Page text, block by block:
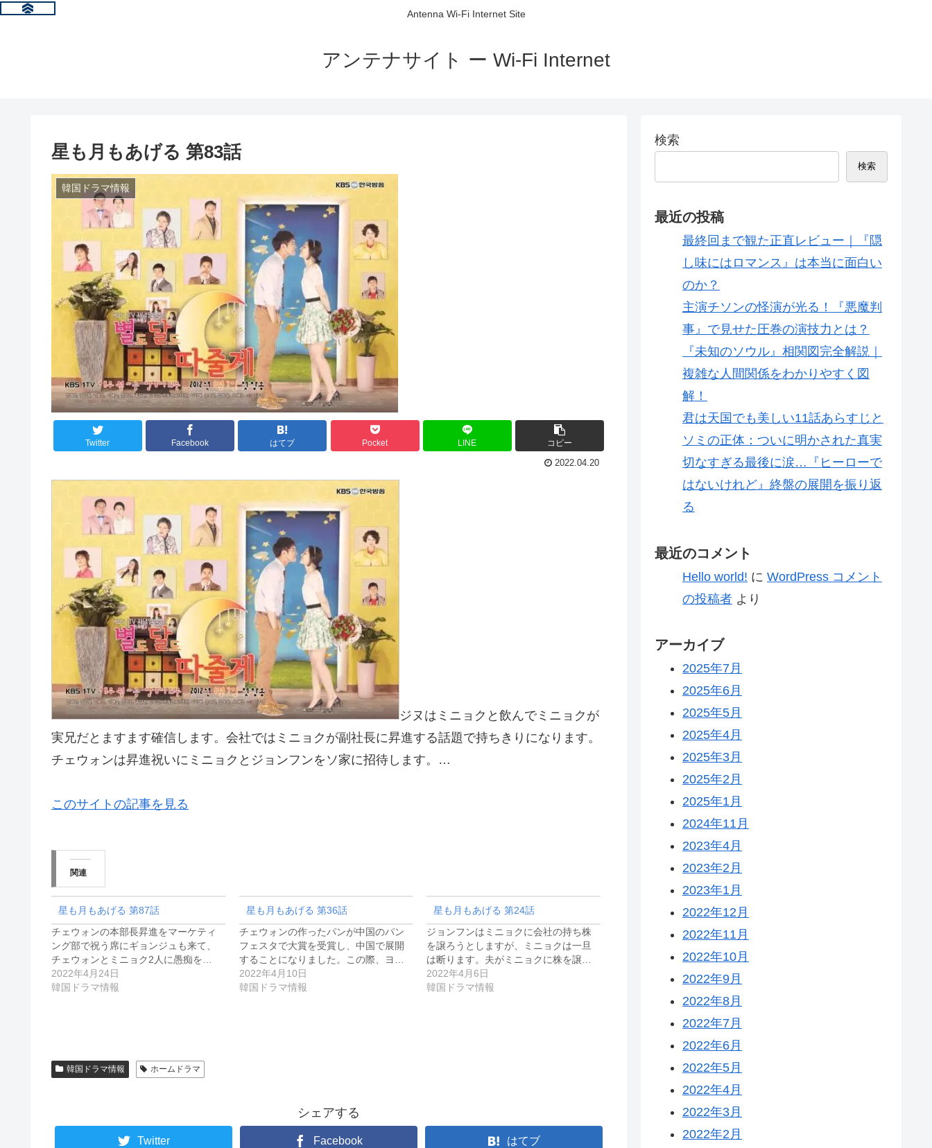
Antenna Wi-Fi Internet Site
アンテナサイト ー Wi-Fi Internet
星も月もあげる 第83話
韓国ドラマ情報
Twitter Facebook はてブ Pocket LINE コピー
2022.04.20
ジヌはミニョクと飲んでミニョクが
実兄だとますます確信します。会社ではミニョクが副社長に昇進する話題で持ちきりになります。
チェウォンは昇進祝いにミニョクとジョンフンをソ家に招待します。…
このサイトの記事を見る
関連
星も月もあげる 第87話
チェウォンの本部長昇進をマーケティ
ング部で祝う席にギョンジュも来て、
チェウォンとミニョク2人に愚痴を…
2022年4月24日
韓国ドラマ情報
星も月もあげる 第36話
チェウォンの作ったパンが中国のパン
フェスタで大賞を受賞し、中国で展開
することになりました。この際、ヨ…
2022年4月10日
韓国ドラマ情報
星も月もあげる 第24話
ジョンフンはミニョクに会社の持ち株
を譲ろうとしますが、ミニョクは一旦
は断ります。夫がミニョクに株を譲…
2022年4月6日
韓国ドラマ情報
韓国ドラマ情報 ホームドラマ
シェアする
Twitter Facebook はてブ
検索
検索
最近の投稿
最終回まで観た正直レビュー｜『隠
し味にはロマンス』は本当に面白い
のか？
主演チソンの怪演が光る！『悪魔判
事』で見せた圧巻の演技力とは？
『未知のソウル』相関図完全解説｜
複雑な人間関係をわかりやすく図
解！
君は天国でも美しい11話あらすじと
ソミの正体：ついに明かされた真実
切なすぎる最後に涙…『ヒーローで
はないけれど』終盤の展開を振り返
る
最近のコメント
Hello world! に WordPress コメント
の投稿者 より
アーカイブ
2025年7月
2025年6月
2025年5月
2025年4月
2025年3月
2025年2月
2025年1月
2024年11月
2023年4月
2023年2月
2023年1月
2022年12月
2022年11月
2022年10月
2022年9月
2022年8月
2022年7月
2022年6月
2022年5月
2022年4月
2022年3月
2022年2月